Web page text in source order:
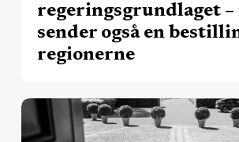
regionerne
regeringsgrundlaget –
sender også en
regionerne
Regionale
spor